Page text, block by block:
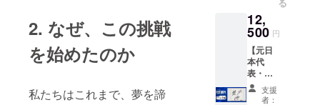
2. なぜ、この挑戦
を始めたのか
私たちはこれまで、夢を諦
画の内
容は指
定不可
※返品等
の受付
はして
おりま
せん。
M, L） ※
リター
ン送付
のた
め、
メール
アドレ
ス、住
ダーか
らのお
礼動画
（約60
秒。
メール
に添付
しま
12,
500 円
【元日
本代
表・元J
リー
ガーか
支援
者：